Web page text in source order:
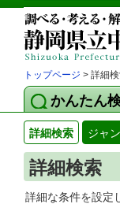
トップページ > 詳細
かんたん
詳細検索 ジャ
詳細検索
詳細な条件を設定